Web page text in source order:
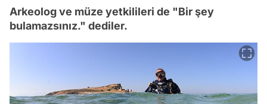
Arkeolog ve müze yetkilileri de "Bir şey
bulamazsınız." dediler.